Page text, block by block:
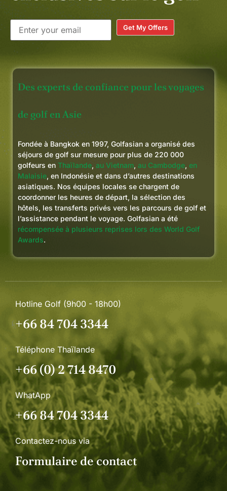
Get My Offers
Des experts de confiance pour les voyages
de golf en Asie
Fondée à Bangkok en 1997, Golfasian a organisé des
séjours de golf sur mesure pour plus de 220 000
golfeurs en Thaïlande, au Vietnam, au Cambodge, en
Malaisie, en Indonésie et dans d’autres destinations
asiatiques. Nos équipes locales se chargent de
coordonner les heures de départ, la sélection des
hôtels, les transferts privés vers les parcours de golf et
l’assistance pendant le voyage. Golfasian a été
récompensée à plusieurs reprises lors des World Golf
Awards.
Hotline Golf (9h00 - 18h00)
+66 84 704 3344
Téléphone Thaïlande
+66 (0) 2 714 8470
WhatApp
+66 84 704 3344
Contactez-nous via
Formulaire de contact